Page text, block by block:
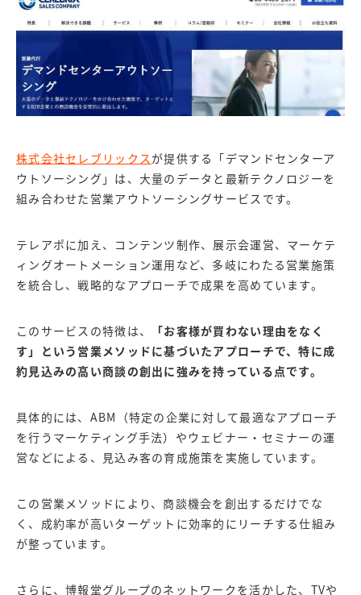
株式会社セレブリックス が提供する「デマンドセンターア
ウトソーシング」は、大量のデータと最新テクノロジーを
組み合わせた営業アウトソーシングサービスです。
テレアポに加え、コンテンツ制作、展示会運営、マーケテ
ィングオートメーション運用など、多岐にわたる営業施策
を統合し、戦略的なアプローチで成果を高めています。
このサービスの特徴は、
「お客様が買わない理由をなく
す」という営業メソッドに基づいたアプローチで、特に成
約見込みの高い商談の創出に強みを持っている点です。
具体的には、ABM（特定の企業に対して最適なアプローチ
を行うマーケティング手法）やウェビナー・セミナーの運
営などによる、見込み客の育成施策を実施しています。
この営業メソッドにより、商談機会を創出するだけでな
く、成約率が高いターゲットに効率的にリーチする仕組み
が整っています。
さらに、博報堂グループのネットワークを活かした、TVや